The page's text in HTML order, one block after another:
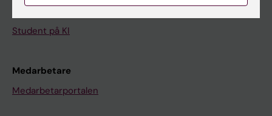
Student på KI
Medarbetare
Medarbetarportalen